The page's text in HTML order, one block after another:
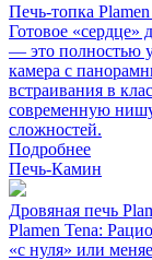
Печь-топка Plamen
Готовое «сердце»
— это полностью
камера с
встраивания в
современную
сложностей.
Подробнее
Печь-Камин
Дровяная печь
Plamen Tena:
«с нуля» или